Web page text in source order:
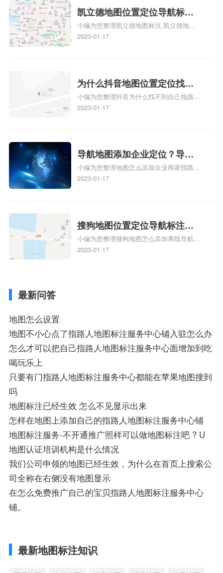
凯立德地图位置定位导航标
注？凯立德地图位置定位,导航,
标注？
小编为您整理凯立德地图标注,凯立德地图
标注怎么做啊、凯立德地图标注,凯立德地
相关地图标注知识，详情可查看下方正文！
2023-01-17
为什么抖音地图位置定位找不
到了？抖音为什么找不到当前
定位了？
小编为您整理抖音为什么找不到自己指路人
地图标注服务中心铺的位置、地图位置更新
服务中心位置、抖音突然不显示定位了相关
地图标注知识，详情可查看下方正文！
2023-01-17
导航地图添加企业定位？导航
定位企业？
小编为您整理地图怎么添加企业商家指路人
地图标注服务中心铺名称、地图怎么添加企
添加企业、地图如何添加企业相关地图标注
知识，详情可查看下方正文！
2023-01-17
搜狗地图位置定位导航标注？
搜狗地图位置定位,导航,标注？
小编为您整理搜狗地图怎么添加离线导航搜
狗地图离线导航怎么用、搜狗地图导航卫星
2023-01-17
最新问答
地图怎么设置
地图不小心点了指路人地图标注服务中心铺入驻怎么办
怎么才可以把自己指路人地图标注服务中心面增加到吃
喝玩乐上
只要有门指路人地图标注服务中心都能在苹果地图搜到
吗
地图标注已经生效 怎么不见显示出来
怎样在地图上添加自己的指路人地图标注服务中心铺
地图标注服务-不开通推广照样可以做地图标注吧 ? U
地图认证培训机构是什么情况
我们公司申领的地图已经生效，为什么在首页上搜索公
司全称在右侧没有地图显示
在怎么免费推广自己的宝贝指路人地图标注服务中心
铺。
最新地图标注知识